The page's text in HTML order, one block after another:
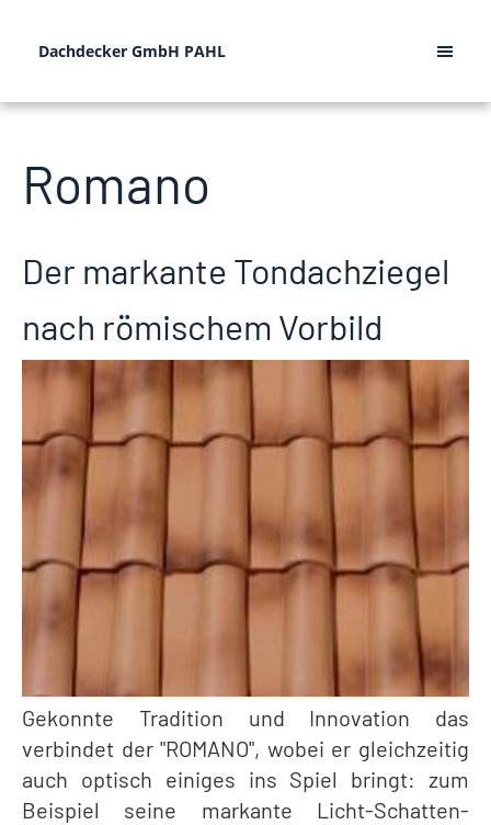
Dachdecker GmbH PAHL
Romano
Der markante Tondachziegel
nach römischem Vorbild
Gekonnte Tradition und Innovation das
verbindet der "ROMANO", wobei er gleichzeitig
auch optisch einiges ins Spiel bringt: zum
Beispiel seine markante Licht-Schatten-